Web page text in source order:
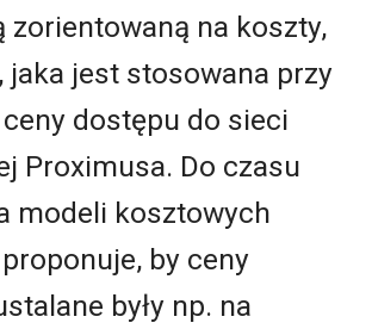
zorientowaną na koszty,
jaka jest stosowana przy
dostępu do sieci
Proximusa. Do czasu
modeli kosztowych
by ceny
były np. na